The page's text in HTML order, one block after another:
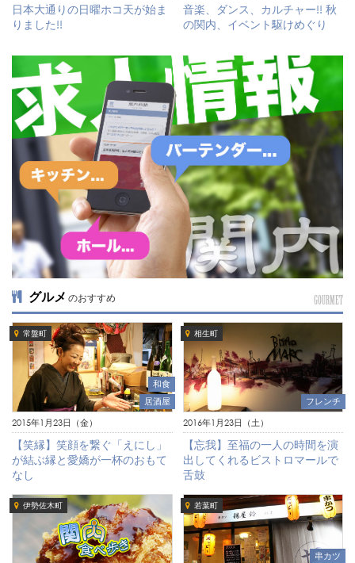
日本大通りの日曜ホコ天が始ま
りました!!
音楽、ダンス、カルチャー!! 秋
の関内、イベント駆けめぐり
グルメ のおすすめ GOURMET
常盤町
和食
居酒屋
2015年1月23日（金）
【笑縁】笑顔を繋ぐ「えにし」
が結ぶ縁と愛嬌が一杯のおもて
なし
相生町
フレンチ
2016年1月23日（土）
【忘我】至福の一人の時間を演
出してくれるビストロマールで
舌鼓
伊勢佐木町 若葉町
串カツ